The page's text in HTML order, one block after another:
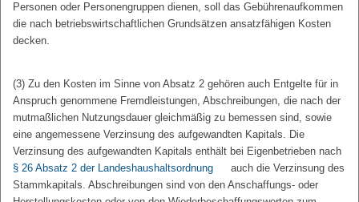
Personen oder Personengruppen dienen, soll das Gebührenaufkommen
die nach betriebswirtschaftlichen Grundsätzen ansatzfähigen Kosten
decken.
(3) Zu den Kosten im Sinne von Absatz 2 gehören auch Entgelte für in
Anspruch genommene Fremdleistungen, Abschreibungen, die nach der
mutmaßlichen Nutzungsdauer gleichmäßig zu bemessen sind, sowie
eine angemessene Verzinsung des aufgewandten Kapitals. Die
Verzinsung des aufgewandten Kapitals enthält bei Eigenbetrieben nach
§ 26 Absatz 2 der Landeshaushaltsordnung
auch die Verzinsung des
Stammkapitals. Abschreibungen sind von den Anschaffungs- oder